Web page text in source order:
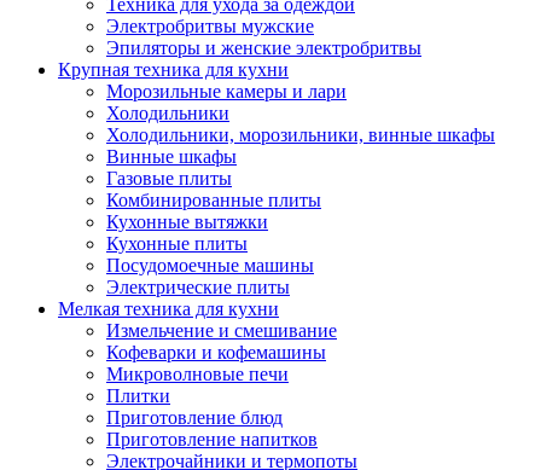
Техника для ухода за одеждой
Электробритвы мужские
Эпиляторы и женские электробритвы
Крупная техника для кухни
Морозильные камеры и лари
Холодильники
Холодильники, морозильники, винные шкафы
Винные шкафы
Газовые плиты
Комбинированные плиты
Кухонные вытяжки
Кухонные плиты
Посудомоечные машины
Электрические плиты
Мелкая техника для кухни
Измельчение и смешивание
Кофеварки и кофемашины
Микроволновые печи
Плитки
Приготовление блюд
Приготовление напитков
Электрочайники и термопоты